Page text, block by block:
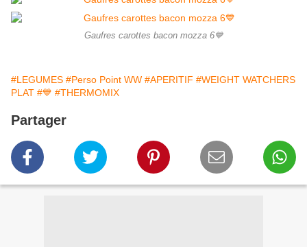
Gaufres carottes bacon mozza 6💙
#LEGUMES #Perso Point WW #APERITIF #WEIGHT WATCHERS
PLAT #💙 #THERMOMIX
Partager